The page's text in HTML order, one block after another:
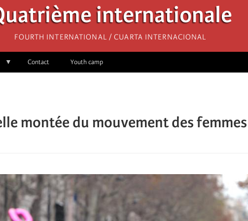
internationale
Fourth International / Cuarta Internacional
Contact Youth camp
montée du mouvement des